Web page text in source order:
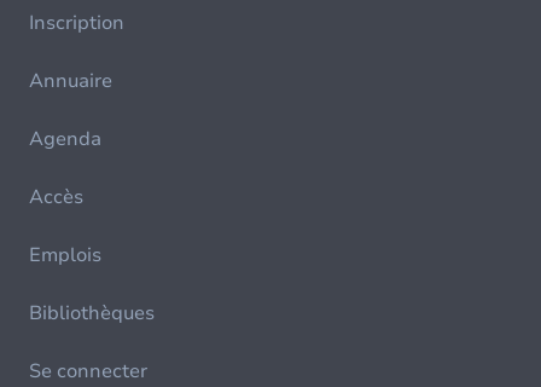
Inscription
Annuaire
Agenda
Accès
Emplois
Bibliothèques
Se connecter